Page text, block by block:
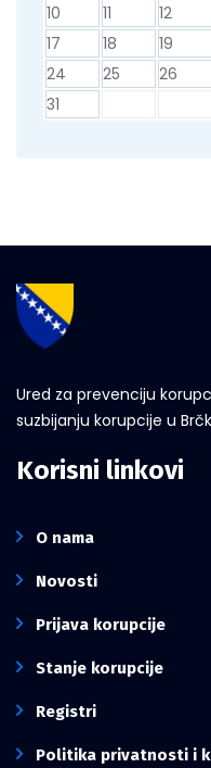
10
11 12
17
18 19
24
25 26
31
Ured za prevenciju
suzbijanju korupcije u
Korisni linkovi
O nama
Novosti
Prijava korupcije
Stanje korupcije
Registri
Politika privatnosti i